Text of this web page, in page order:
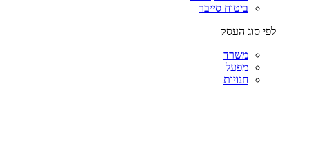
ביטוח סייבר
לפי סוג העסק
משרד
מפעל
חנויות